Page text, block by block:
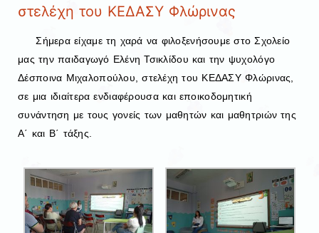
στελέχη του ΚΕΔΑΣΥ Φλώρινας
Σήμερα είχαμε τη χαρά να φιλοξενήσουμε στο Σχολείο
μας την παιδαγωγό Ελένη Τσικλίδου και την ψυχολόγο
Δέσποινα Μιχαλοπούλου, στελέχη του ΚΕΔΑΣΥ Φλώρινας,
σε μια ιδιαίτερα ενδιαφέρουσα και εποικοδομητική
συνάντηση με τους γονείς των μαθητών και μαθητριών της
Α΄ και Β΄ τάξης.